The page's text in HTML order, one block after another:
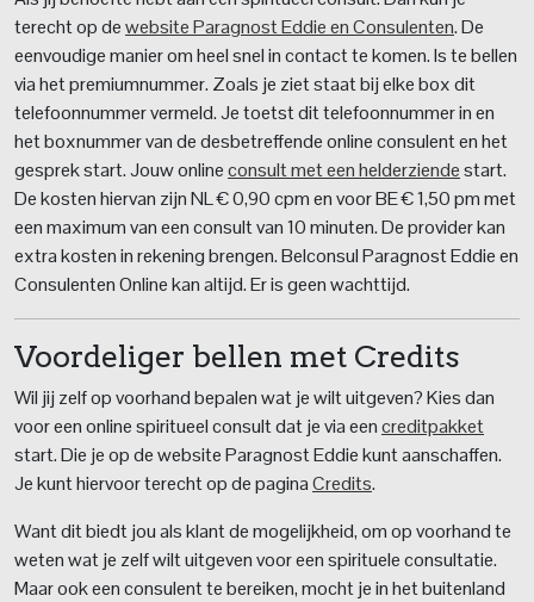
terecht op dewebsite Paragnost Eddie en Consulenten. De
eenvoudige manier om heel snel in contact te komen. Is te bellen
via het premiumnummer. Zoals je ziet staat bij elke box dit
telefoonnummer vermeld. Je toetst dit telefoonnummer in en
het boxnummer van de desbetreffende online consulent en het
gesprek start. Jouw onlineconsult met een helderziendestart.
De kosten hiervan zijn NL € 0,90 cpm en voor BE € 1,50 pm met
een maximum van een consult van 10 minuten. De provider kan
extra kosten in rekening brengen. Belconsul Paragnost Eddie en
Consulenten Online kan altijd. Er is geen wachttijd.
Voordeliger bellen met Credits
Wil jij zelf op voorhand bepalen wat je wilt uitgeven? Kies dan
voor een online spiritueel consult dat je via eencreditpakket
start. Die je op de website Paragnost Eddie kunt aanschaffen.
Je kunt hiervoor terecht op de paginaCredits.
Want dit biedt jou als klant de mogelijkheid, om op voorhand te
weten wat je zelf wilt uitgeven voor een spirituele consultatie.
Maar ook een consulent te bereiken, mocht je in het buitenland